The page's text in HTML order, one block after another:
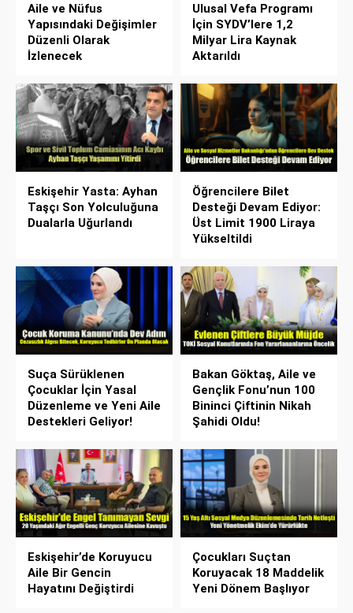
Aile ve Nüfus
Yapısındaki Değişimler
Düzenli Olarak
İzlenecek
Ulusal Vefa Programı
İçin SYDV’lere 1,2
Milyar Lira Kaynak
Aktarıldı
Eskişehir Yasta: Ayhan
Taşçı Son Yolculuğuna
Dualarla Uğurlandı
Öğrencilere Bilet
Desteği Devam Ediyor:
Üst Limit 1900 Liraya
Yükseltildi
Suça Sürüklenen
Çocuklar İçin Yasal
Düzenleme ve Yeni Aile
Destekleri Geliyor!
Bakan Göktaş, Aile ve
Gençlik Fonu’nun 100
Bininci Çiftinin Nikah
Şahidi Oldu!
Eskişehir’de Koruyucu
Aile Bir Gencin
Hayatını Değiştirdi
Çocukları Suçtan
Koruyacak 18 Maddelik
Yeni Dönem Başlıyor